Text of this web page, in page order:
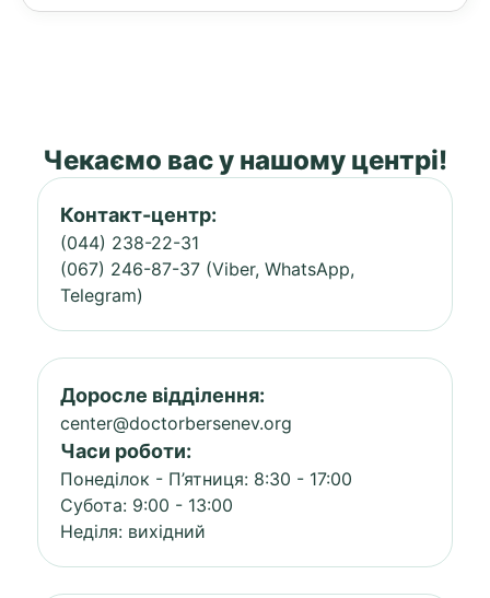
Чекаємо вас у нашому центрі!
Контакт-центр:
(044) 238-22-31
(067) 246-87-37 (Viber, WhatsApp,
Telegram)
Доросле відділення:
center@doctorbersenev.org
Часи роботи:
Понеділок - П’ятниця: 8:30 - 17:00
Субота: 9:00 - 13:00
Неділя: вихідний